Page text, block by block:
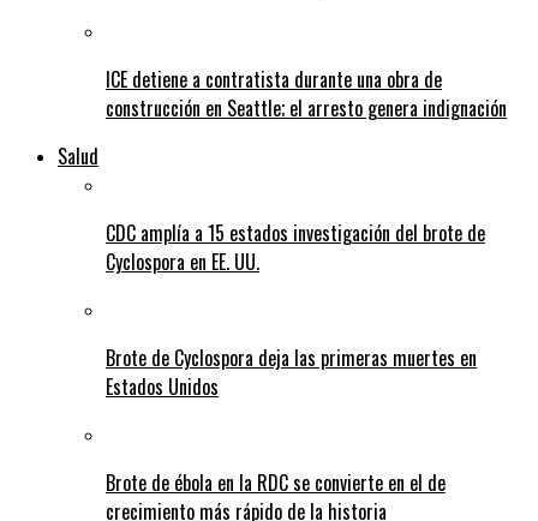
ICE detiene a contratista durante una obra de
construcción en Seattle; el arresto genera indignación
Salud
CDC amplía a 15 estados investigación del brote de
Cyclospora en EE. UU.
Brote de Cyclospora deja las primeras muertes en
Estados Unidos
Brote de ébola en la RDC se convierte en el de
crecimiento más rápido de la historia